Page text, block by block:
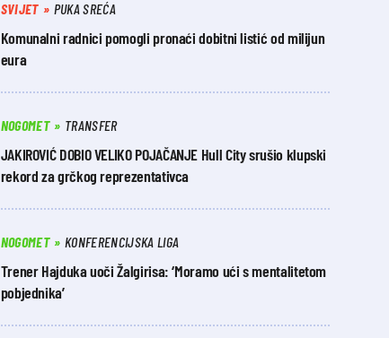
SVIJET PUKA SREĆA
Komunalni radnici pomogli pronaći dobitni listić od milijun
eura
NOGOMET TRANSFER
JAKIROVIĆ DOBIO VELIKO POJAČANJE Hull City srušio klupski
rekord za grčkog reprezentativca
NOGOMET KONFERENCIJSKA LIGA
Trener Hajduka uoči Žalgirisa: ‘Moramo ući s mentalitetom
pobjednika’